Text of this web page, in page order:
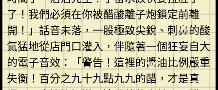
了！我們必須在你被醋酸離子炮鎖定前離
開！」話音未落，一股極致尖銳、刺鼻的酸
氣猛地從店門口灌入，伴隨著一個狂妄自大
的電子音效：「警告！這裡的醬油比例嚴重
失衡！百分之九十九點九九的醋，才是真